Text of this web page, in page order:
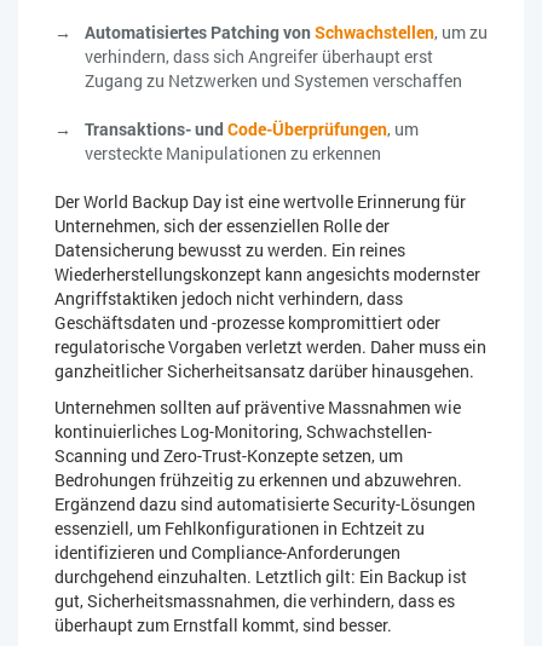
Automatisiertes Patching vonSchwachstellen, um zu
verhindern, dass sich Angreifer überhaupt erst
Zugang zu Netzwerken und Systemen verschaffen
Transaktions- und Code-Überprüfungen, um
versteckte Manipulationen zu erkennen
Der World Backup Day ist eine wertvolle Erinnerung für
Unternehmen, sich der essenziellen Rolle der
Datensicherung bewusst zu werden. Ein reines
Wiederherstellungskonzept kann angesichts modernster
Angriffstaktiken jedoch nicht verhindern, dass
Geschäftsdaten und -prozesse kompromittiert oder
regulatorische Vorgaben verletzt werden. Daher muss ein
ganzheitlicher Sicherheitsansatz darüber hinausgehen.
Unternehmen sollten auf präventive Massnahmen wie
kontinuierliches Log-Monitoring, Schwachstellen-
Scanning und Zero-Trust-Konzepte setzen, um
Bedrohungen frühzeitig zu erkennen und abzuwehren.
Ergänzend dazu sind automatisierte Security-Lösungen
essenziell, um Fehlkonfigurationen in Echtzeit zu
identifizieren und Compliance-Anforderungen
durchgehend einzuhalten. Letztlich gilt: Ein Backup ist
gut, Sicherheitsmassnahmen, die verhindern, dass es
überhaupt zum Ernstfall kommt, sind besser.